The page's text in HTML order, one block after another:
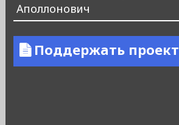
Аполлонович
Поддержать проект